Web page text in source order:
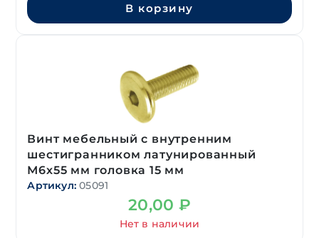
В корзину
Винт мебельный с внутренним
шестигранником латунированный
М6х55 мм головка 15 мм
Артикул: 05091
20,00 ₽
Нет в наличии